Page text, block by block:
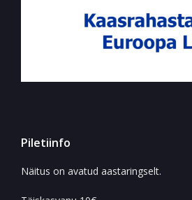
Piletiinfo
Näitus on avatud aastaringselt.